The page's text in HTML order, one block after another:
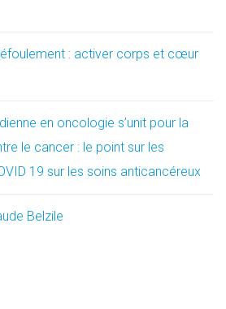
: activer corps et cœur
en oncologie s’unit pour la
le cancer : le point sur les
19 sur les soins anticancéreux
Belzile